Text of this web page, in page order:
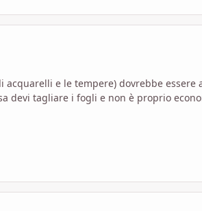
e le tempere) dovrebbe essere
devi tagliare i fogli e non è proprio